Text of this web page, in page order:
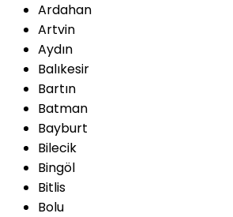
Ardahan
Artvin
Aydın
Balıkesir
Bartın
Batman
Bayburt
Bilecik
Bingöl
Bitlis
Bolu